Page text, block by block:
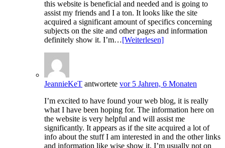
this website is beneficial and needed and is going to
assist my friends and I a ton. It looks like the site
acquired a significant amount of specifics concerning
subjects on the site and other pages and information
definitely show it. I’m…[Weiterlesen]
JeannieKeT antwortete vor 5 Jahren, 6 Monaten
I’m excited to have found your web blog, it is really
what I have been hoping for. The information here on
the website is very helpful and will assist me
significantly. It appears as if the site acquired a lot of
info about the stuff I am interested in and the other links
and information like wise show it. I’m usually not on